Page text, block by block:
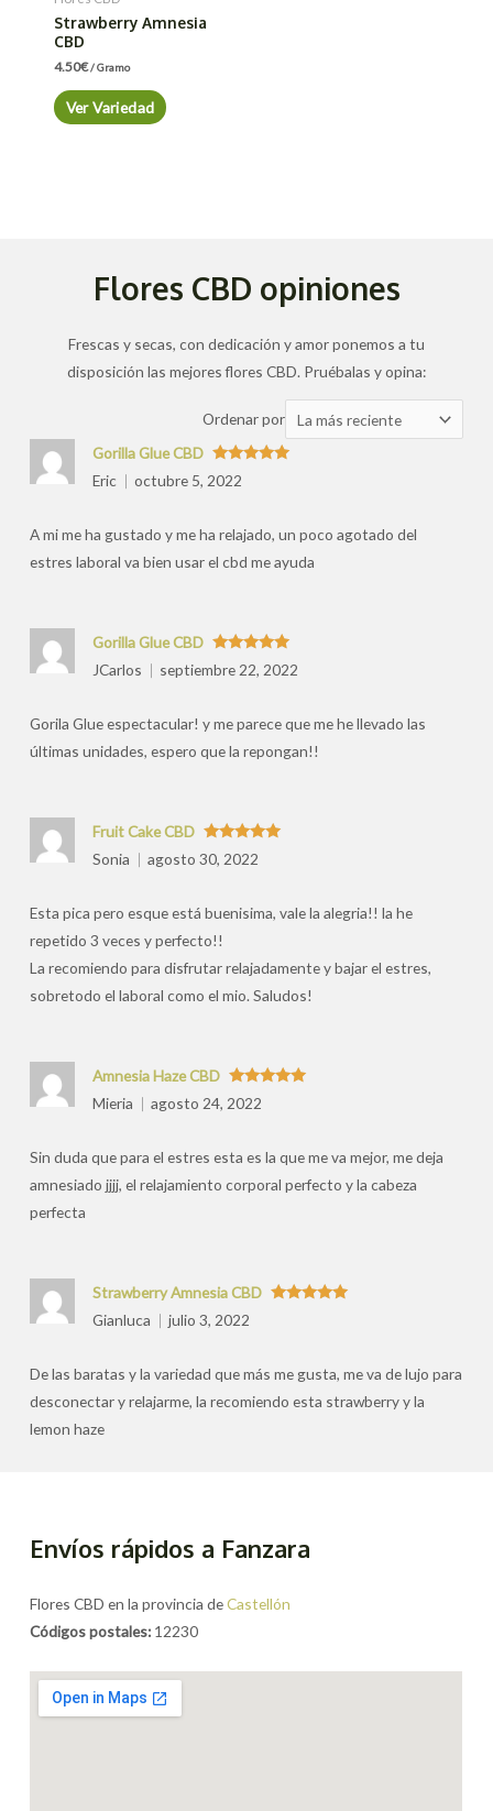
Strawberry Amnesia
CBD
4.50€/ Gramo
Ver Variedad
Flores CBD opiniones
Frescas y secas, con dedicación y amor ponemos a tu
disposición las mejores flores CBD. Pruébalas y opina:
Ordenar por Ordenar
las
Valorado
con
Gorilla Glue CBD
Eric
octubre 5, 2022
A mi me ha gustado y me ha relajado, un poco agotado del
estres laboral va bien usar el cbd me ayuda
Valorado
con5de 5
Gorilla Glue CBD
JCarlos
septiembre 22, 2022
Gorila Glue espectacular! y me parece que me he llevado las
últimas unidades, espero que la repongan!!
Valorado
con5de 5
Fruit Cake CBD
Sonia
agosto 30, 2022
Esta pica pero esque está buenisima, vale la alegria!! la he
repetido 3 veces y perfecto!!
La recomiendo para disfrutar relajadamente y bajar el estres,
sobretodo el laboral como el mio. Saludos!
Valorado
con5
Amnesia Haze CBD
Mieria
agosto 24, 2022
Sin duda que para el estres esta es la que me va mejor, me deja
amnesiado jjjj, el relajamiento corporal perfecto y la cabeza
perfecta
Strawberry Amnesia CBD
Gianluca
julio 3, 2022
De las baratas y la variedad que más me gusta, me va de lujo para
desconectar y relajarme, la recomiendo esta strawberry y la
lemon haze
Envíos rápidos a Fanzara
Flores CBD en la provincia deCastellón
Códigos postales: 12230